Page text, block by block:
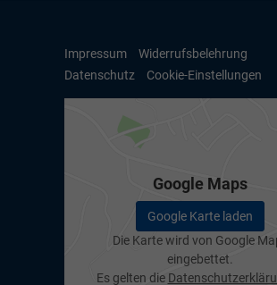
Impressum
Widerrufsbelehrung
Datenschutz
Cookie-Einstellungen
Google Maps
Google Karte laden
Die Karte wird von Google
eingebettet.
Es gelten die